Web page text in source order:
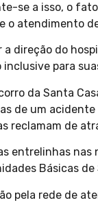
se a isso, o
atendimento
a direção do
para
da Santa
de um
reclamam de
entrelinhas
Básicas
pela rede de